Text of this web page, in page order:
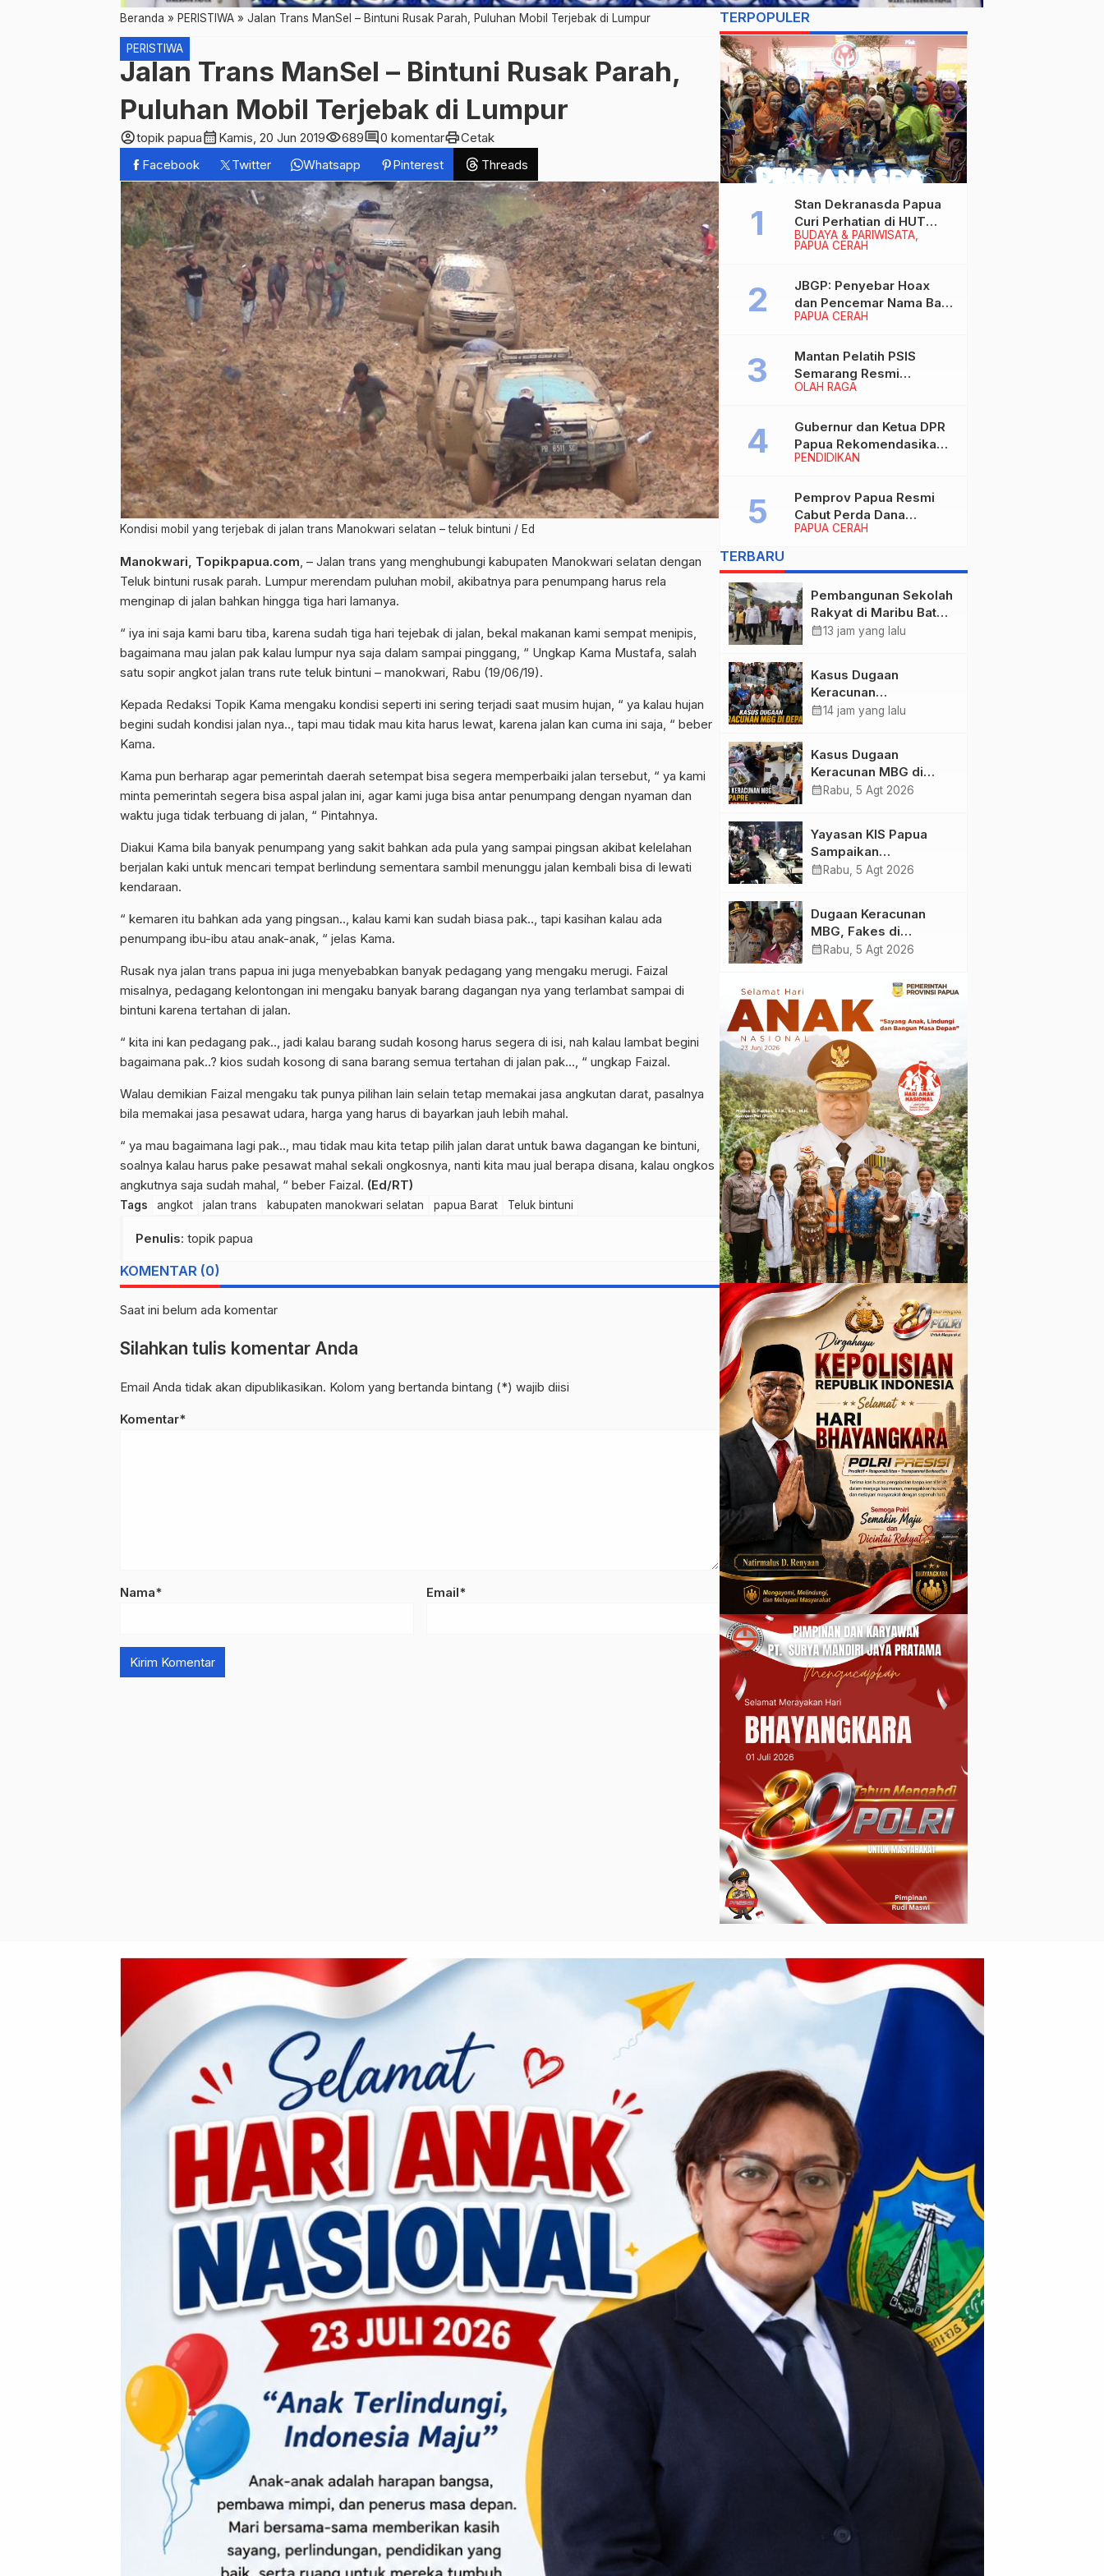
Beranda » PERISTIWA » Jalan Trans ManSel – Bintuni Rusak Parah, Puluhan Mobil Terjebak di Lumpur
PERISTIWA
Jalan Trans ManSel – Bintuni Rusak Parah,
Puluhan Mobil Terjebak di Lumpur
account_circletopik papuacalendar_month Kamis, 20 Jun 2019visibility689comment0 komentarprintCetak
Facebook
Twitter Whatsapp Pinterest Threads
Kondisi mobil yang terjebak di jalan trans Manokwari selatan – teluk bintuni / Ed
Manokwari, Topikpapua.com, – Jalan trans yang menghubungi kabupaten Manokwari selatan dengan
Teluk bintuni rusak parah. Lumpur merendam puluhan mobil, akibatnya para penumpang harus rela
menginap di jalan bahkan hingga tiga hari lamanya.
“ iya ini saja kami baru tiba, karena sudah tiga hari tejebak di jalan, bekal makanan kami sempat menipis,
bagaimana mau jalan pak kalau lumpur nya saja dalam sampai pinggang, “ Ungkap Kama Mustafa, salah
satu sopir angkot jalan trans rute teluk bintuni – manokwari, Rabu (19/06/19).
Kepada Redaksi Topik Kama mengaku kondisi seperti ini sering terjadi saat musim hujan, “ ya kalau hujan
begini sudah kondisi jalan nya.., tapi mau tidak mau kita harus lewat, karena jalan kan cuma ini saja, “ beber
Kama.
Kama pun berharap agar pemerintah daerah setempat bisa segera memperbaiki jalan tersebut, “ ya kami
minta pemerintah segera bisa aspal jalan ini, agar kami juga bisa antar penumpang dengan nyaman dan
waktu juga tidak terbuang di jalan, “ Pintahnya.
Diakui Kama bila banyak penumpang yang sakit bahkan ada pula yang sampai pingsan akibat kelelahan
berjalan kaki untuk mencari tempat berlindung sementara sambil menunggu jalan kembali bisa di lewati
kendaraan.
“ kemaren itu bahkan ada yang pingsan.., kalau kami kan sudah biasa pak.., tapi kasihan kalau ada
penumpang ibu-ibu atau anak-anak, “ jelas Kama.
Rusak nya jalan trans papua ini juga menyebabkan banyak pedagang yang mengaku merugi. Faizal
misalnya, pedagang kelontongan ini mengaku banyak barang dagangan nya yang terlambat sampai di
bintuni karena tertahan di jalan.
“ kita ini kan pedagang pak.., jadi kalau barang sudah kosong harus segera di isi, nah kalau lambat begini
bagaimana pak..? kios sudah kosong di sana barang semua tertahan di jalan pak…, “ ungkap Faizal.
Walau demikian Faizal mengaku tak punya pilihan lain selain tetap memakai jasa angkutan darat, pasalnya
bila memakai jasa pesawat udara, harga yang harus di bayarkan jauh lebih mahal.
“ ya mau bagaimana lagi pak.., mau tidak mau kita tetap pilih jalan darat untuk bawa dagangan ke bintuni,
soalnya kalau harus pake pesawat mahal sekali ongkosnya, nanti kita mau jual berapa disana, kalau ongkos
angkutnya saja sudah mahal, “ beber Faizal. (Ed/RT)
Tags angkot jalan trans kabupaten manokwari selatan papua Barat Teluk bintuni
Penulis: topik papua
KOMENTAR (0)
Saat ini belum ada komentar
Silahkan tulis komentar Anda
Email Anda tidak akan dipublikasikan. Kolom yang bertanda bintang (*) wajib diisi
Komentar*
Nama* Email*
TERPOPULER
BUDAYA & PARIWISATA
PAPUA CERAH
Stan Dekranasda Papua
Curi Perhatian di HUT
Dekranas 2026, Ibu
PAPUA CERAH
JBGP: Penyebar Hoax
dan Pencemar Nama Baik
Gubernur Papua Siap
Hukum!
OLAH RAGA
Mantan Pelatih PSIS
Semarang Resmi
Nakhodahi Persipura
PENDIDIKAN
Gubernur dan Ketua DPR
Papua Rekomendasikan
Ade Yamin Jabat Rektor
periode 2026–2030
PAPUA CERAH
Pemprov Papua Resmi
Cabut Perda Dana
Cadangan, Dialihkan
Pembangunan dan
Layanan Publik
TERBARU
Pembangunan Sekolah
Rakyat di Maribu Batal,
Dipindahkan ke Muara
calendar_month13 jam yang lalu
Kasus Dugaan
Keracunan
MBG: Wamengadri
yang Ditemukan
calendar_month14 jam yang lalu
Kasus Dugaan
Keracunan MBG di
Kabupaten Jayapura,
calendar_month Rabu, 5 Agt 2026
Yayasan KIS Papua
Sampaikan
Permohonan Maaf dan
Keracunan MBG di
Depapre
calendar_month Rabu, 5 Agt 2026
Dugaan Keracunan
MBG, Fakes di
Kabupaten Jayapura
Ratusan Korban
calendar_month Rabu, 5 Agt 2026